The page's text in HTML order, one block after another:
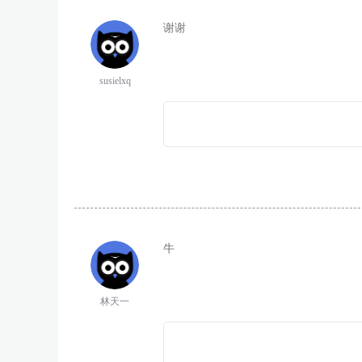
susielxq
谢谢
林天一
牛